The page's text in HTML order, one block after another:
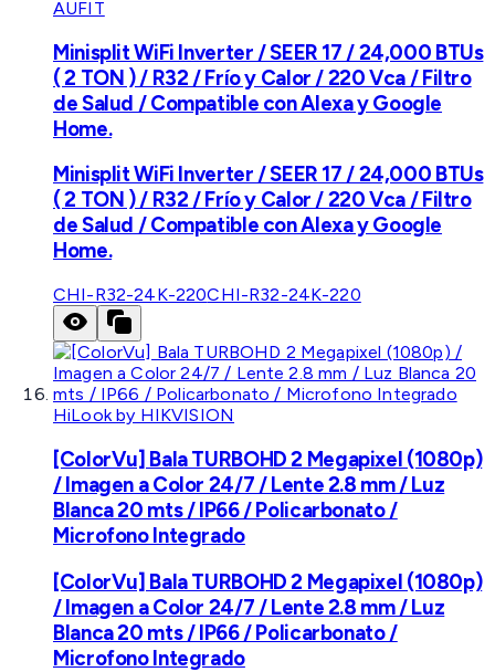
AUFIT
Minisplit WiFi Inverter / SEER 17 / 24,000 BTUs
( 2 TON ) / R32 / Frío y Calor / 220 Vca / Filtro
de Salud / Compatible con Alexa y Google
Home.
Minisplit WiFi Inverter / SEER 17 / 24,000 BTUs
( 2 TON ) / R32 / Frío y Calor / 220 Vca / Filtro
de Salud / Compatible con Alexa y Google
Home.
CHI-R32-24K-220CHI-R32-24K-220
HiLook by HIKVISION
[ColorVu] Bala TURBOHD 2 Megapixel (1080p)
/ Imagen a Color 24/7 / Lente 2.8 mm / Luz
Blanca 20 mts / IP66 / Policarbonato /
Microfono Integrado
[ColorVu] Bala TURBOHD 2 Megapixel (1080p)
/ Imagen a Color 24/7 / Lente 2.8 mm / Luz
Blanca 20 mts / IP66 / Policarbonato /
Microfono Integrado